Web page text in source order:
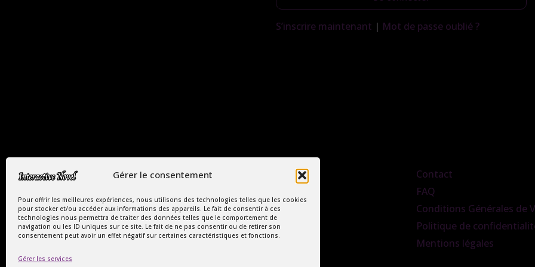
Gérer le consentement
Pour offrir les meilleures expériences, nous utilisons des technologies telles que les cookies
pour stocker et/ou accéder aux informations des appareils. Le fait de consentir à ces
technologies nous permettra de traiter des données telles que le comportement de
navigation ou les ID uniques sur ce site. Le fait de ne pas consentir ou de retirer son
consentement peut avoir un effet négatif sur certaines caractéristiques et fonctions.
Gérer les services
S’inscrire maintenant | Mot de passe oublié ?
Copyright Interactive Novel © 2026
SIREN : 107535668
Contact
FAQ
Conditions Générales de
Politique de
Mentions légales